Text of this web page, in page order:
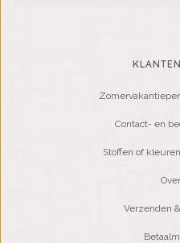
Contact- en
Stoffen of
Verzenden